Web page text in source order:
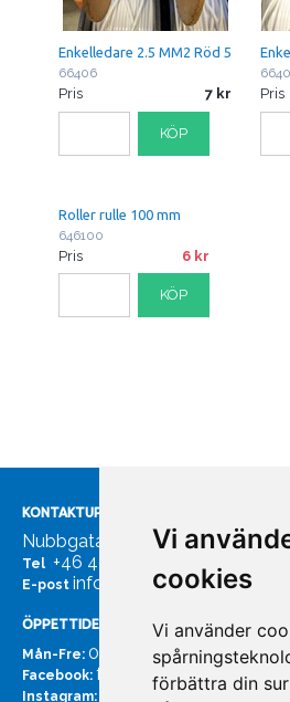
Vi
cookies
Vi använder
förbättra din
Enkelledare 2.5 MM2 Röd 5
66406
Pris 7
KÖP
Pris
Roller rulle 100 mm
646100
Pris 6
KÖP
KONTAKTUPPGIFTER
Nubbgatan 7, 211 24 Malmö
Tel +46 40185561
E-post info@bachmans.se
ÖPPETTIDER
Mån-Fre: 07:00 - 16:00
Facebook: facebook.com/
Instagram: instagram.com/